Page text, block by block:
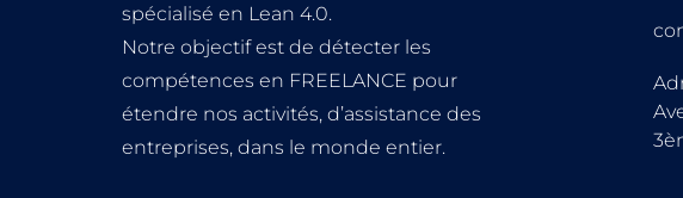
spécialisé en Lean 4.0.
Notre objectif est de détecter les
compétences en FREELANCE pour
étendre nos activités, d’assistance des
entreprises, dans le monde entier.